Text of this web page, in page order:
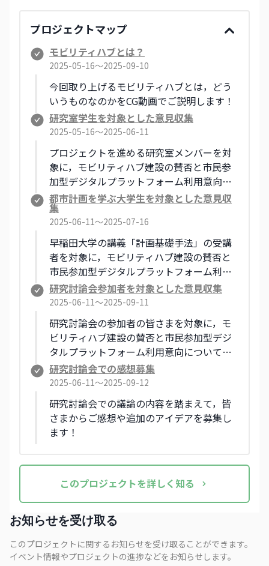
プロジェクトマップ
モビリティハブとは？
2025-05-16〜2025-09-10
今回取り上げるモビリティハブとは，どう
いうものなのかをCG動画でご説明します！
研究室学生を対象とした意見収集
2025-05-16〜2025-06-11
プロジェクトを進める研究室メンバーを対
象に，モビリティハブ建設の賛否と市民参
加型デジタルプラットフォーム利用意向に
ついて，意見を収集します！
都市計画を学ぶ大学生を対象とした意見収
集
2025-06-11〜2025-07-16
早稲田大学の講義「計画基礎手法」の受講
者を対象に，モビリティハブ建設の賛否と
市民参加型デジタルプラットフォーム利用
意向について，意見を収集します！
研究討論会参加者を対象とした意見収集
2025-06-11〜2025-09-11
研究討論会の参加者の皆さまを対象に，モ
ビリティハブ建設の賛否と市民参加型デジ
タルプラットフォーム利用意向について，
意見を収集します！
研究討論会での感想募集
2025-06-11〜2025-09-12
研究討論会での議論の内容を踏まえて，皆
さまからご感想や追加のアイデアを募集し
ます！
このプロジェクトを詳しく知る
お知らせを受け取る
このプロジェクトに関するお知らせを受け取ることができます。
イベント情報やプロジェクトの進捗などをお知らせします。